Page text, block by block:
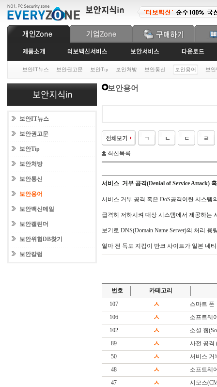
보안IT뉴스 보안권고문 보안Tip 보안처방 보안통신 보안용어 보
보안IT뉴스
보안권고문
보안Tip
보안처방
보안통신
보안용어
보안백신메일
보안캘린더
보안위협DB찾기
보안칼럼
보안용어
최신목록
서비스 거부 공격(Denial of Service Attack)
서비스 거부 공격 혹은 DoS공격이란 시스템
급격히 저하시켜 대상 시스템에서 제공하는
보기로 DNS(Domain Name Server)의 처리
얼마 전 독도 지킴이 반크 사이트가 일본 네
번호
카테고리
107
ㅅ
스마트 폰
106
ㅅ
소프트웨
102
ㅅ
소셜 웹
89
ㅅ
사전 공격
50
ㅅ
서비스 거
48
ㅅ
소프트웨
47
ㅅ
시모스